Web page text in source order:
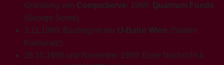
Gründung von CompuServe; 1969: Quantum Funds
(George Soros).
3.11.1969: Baubeginn der U-Bahn Wien (Station
Karlsplatz).
29.10.1969 und November 1969: Erste Nachricht &